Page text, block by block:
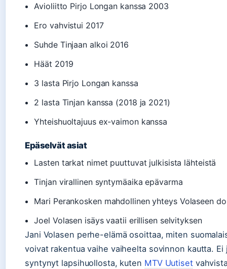
Avioliitto Pirjo Longan kanssa 2003
Ero vahvistui 2017
Suhde Tinjaan alkoi 2016
Häät 2019
3 lasta Pirjo Longan kanssa
2 lasta Tinjan kanssa (2018 ja 2021)
Yhteishuoltajuus ex-vaimon kanssa
Epäselvät asiat
Lasten tarkat nimet puuttuvat julkisista lähteistä
Tinjan virallinen syntymäaika epävarma
Mari Perankosken mahdollinen yhteys Volaseen
Joel Volasen isäys vaatii erillisen selvityksen
Jani Volasen perhe-elämä osoittaa, miten
voivat rakentua vaihe vaiheelta sovinnon kautta. Ei
syntynyt lapsihuollosta, kuten MTV Uutiset